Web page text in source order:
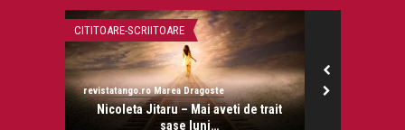
CITITOARE-SCRIITOARE
revistatango.ro Marea Dragoste
Nicoleta Jitaru – Mai aveti de trait
sase luni…